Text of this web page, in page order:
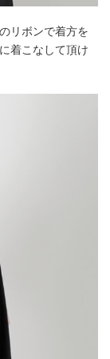
リボンで着方を
着こなして頂け